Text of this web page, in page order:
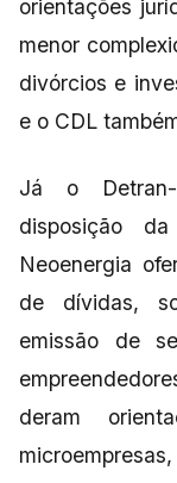
orientações
menor
divórcios e
e o CDL
Já o
disposição
Neoenergia
de dívidas,
emissão de
deram